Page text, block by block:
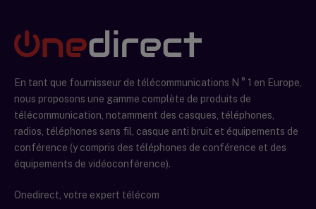
En tant que fournisseur de télécommunications N ° 1 en Europe,
nous proposons une gamme complète de produits de
télécommunication, notamment des casques, téléphones,
radios, téléphones sans fil, casque anti bruit et équipements de
conférence (y compris des téléphones de conférence et des
équipements de vidéoconférence).
Onedirect, votre expert télécom